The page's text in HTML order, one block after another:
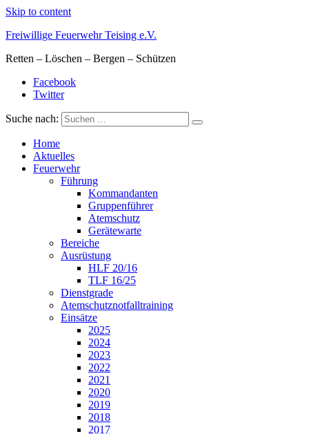
Skip to content
Freiwillige Feuerwehr Teising e.V.
Retten – Löschen – Bergen – Schützen
Facebook
Twitter
Suche nach:
Home
Aktuelles
Feuerwehr
Führung
Kommandanten
Gruppenführer
Atemschutz
Gerätewarte
Bereiche
Ausrüstung
HLF 20/16
TLF 16/25
Dienstgrade
Atemschutznotfalltraining
Einsätze
2025
2024
2023
2022
2021
2020
2019
2018
2017